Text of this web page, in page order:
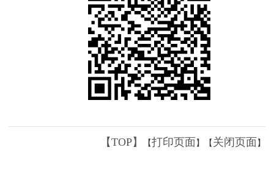
【TOP】 【打印页面 】【 关闭页面 】